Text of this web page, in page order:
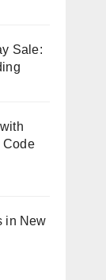
Sale:
Code
in New